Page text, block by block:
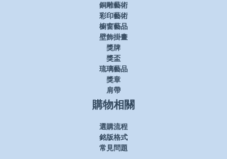
銅雕藝術
彩印藝術
櫥窗藝品
壁飾掛畫
獎牌
獎盃
琉璃藝品
獎章
肩帶
購物相關
選購流程
銘版格式
常見問題